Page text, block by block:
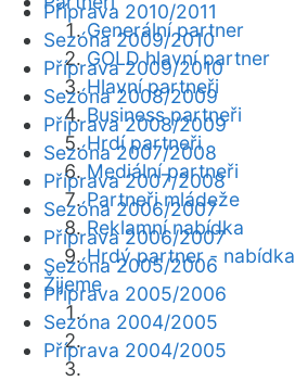
Generální partner
GOLD hlavní partner
Hlavní partneři
Business partneři
Hrdí partneři
Mediální partneři
Partneři mládeže
Reklamní nabídka
Hrdý partner - nabídka
Žijeme
Příprava 2010/2011
Sezóna 2009/2010
Příprava 2009/2010
Sezóna 2008/2009
Příprava 2008/2009
Sezóna 2007/2008
Příprava 2007/2008
Sezóna 2006/2007
Příprava 2006/2007
Sezóna 2005/2006
Příprava 2005/2006
Sezóna 2004/2005
Příprava 2004/2005